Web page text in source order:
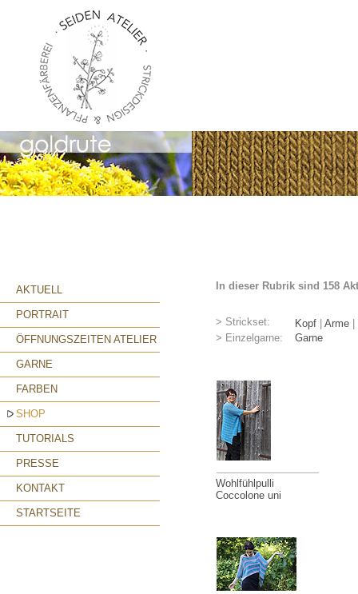
AKTUELL
PORTRAIT
ÖFFNUNGSZEITEN ATELIER
GARNE
FARBEN
SHOP
TUTORIALS
PRESSE
KONTAKT
STARTSEITE
In dieser Rubrik sind 158
> Strickset: Kopf Arme
> Einzelgarne:
Garne
Wohlfühlpulli
Coccolone uni